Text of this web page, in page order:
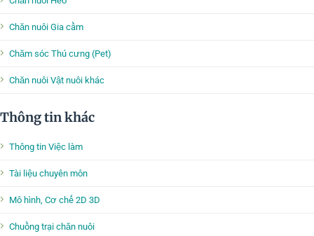
Chăn nuôi Gia cầm
Chăm sóc Thú cưng (Pet)
Chăn nuôi Vật nuôi khác
Thông tin khác
Thông tin Việc làm
Tài liệu chuyên môn
Mô hình, Cơ chế 2D 3D
Chuồng trại chăn nuôi